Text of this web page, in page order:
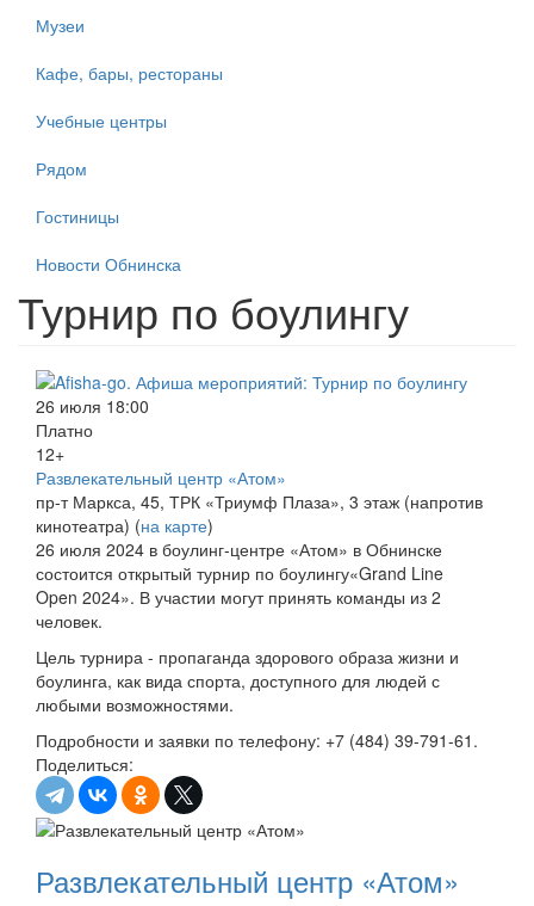
Музеи
Кафе, бары, рестораны
Учебные центры
Рядом
Гостиницы
Новости Обнинска
Турнир по боулингу
26 июля 18:00
Платно
12+
Развлекательный центр «Атом»
пр-т Маркса, 45, ТРК «Триумф Плаза», 3 этаж (напротив
кинотеатра) (на карте)
26 июля 2024 в боулинг-центре «Атом» в Обнинске
состоится открытый турнир по боулингу«Grand Line
Open 2024». В участии могут принять команды из 2
человек.
Цель турнира - пропаганда здорового образа жизни и
боулинга, как вида спорта, доступного для людей с
любыми возможностями.
Подробности и заявки по телефону: +7 (484) 39-791-61.
Поделиться:
Развлекательный центр «Атом»